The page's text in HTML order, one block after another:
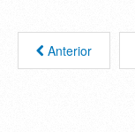
Anterior